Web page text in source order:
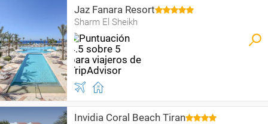
Jaz Fanara Resort
Sharm El Sheikh
Invidia Coral Beach Tiran